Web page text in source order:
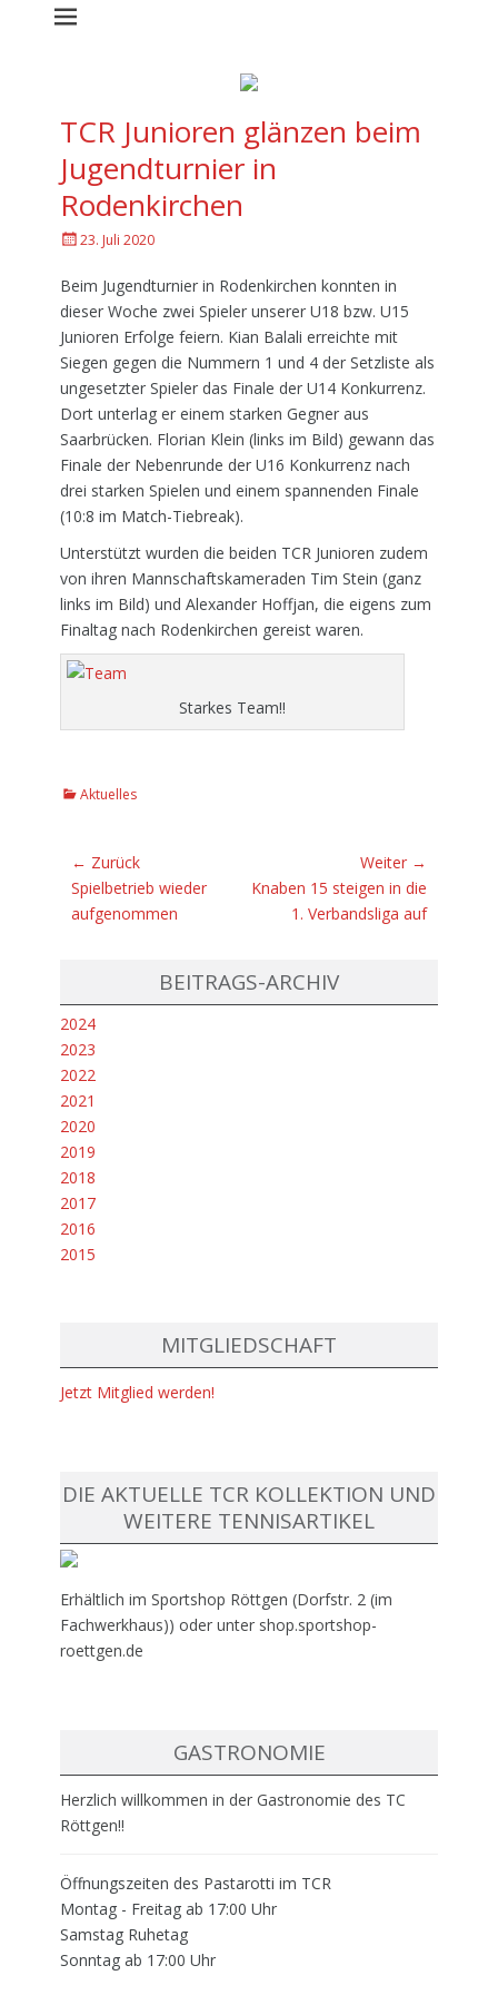
TCR Junioren glänzen beim
Jugendturnier in
Rodenkirchen
G
p
o
t
e
d
a
m
23. Juli 2020
Beim Jugendturnier in Rodenkirchen konnten in
dieser Woche zwei Spieler unserer U18 bzw. U15
Junioren Erfolge feiern. Kian Balali erreichte mit
Siegen gegen die Nummern 1 und 4 der Setzliste als
ungesetzter Spieler das Finale der U14 Konkurrenz.
Dort unterlag er einem starken Gegner aus
Saarbrücken. Florian Klein (links im Bild) gewann das
Finale der Nebenrunde der U16 Konkurrenz nach
drei starken Spielen und einem spannenden Finale
(10:8 im Match-Tiebreak).
Unterstützt wurden die beiden TCR Junioren zudem
von ihren Mannschaftskameraden Tim Stein (ganz
links im Bild) und Alexander Hoffjan, die eigens zum
Finaltag nach Rodenkirchen gereist waren.
Starkes Team!!
K
Aktuelles
Beitragsnavigation
← Zurück
Vorhergehender
Beitrag:
Spielbetrieb wieder
aufgenommen
Weiter →
Nächster
Beitrag:
Knaben 15 steigen in die
1. Verbandsliga auf
BEITRAGS-ARCHIV
2024
2023
2022
2021
2020
2019
2018
2017
2016
2015
MITGLIEDSCHAFT
Jetzt Mitglied werden!
DIE AKTUELLE TCR KOLLEKTION UND
WEITERE TENNISARTIKEL
Erhältlich im Sportshop Röttgen (Dorfstr. 2 (im
Fachwerkhaus)) oder unter shop.sportshop-
roettgen.de
GASTRONOMIE
Herzlich willkommen in der Gastronomie des TC
Röttgen!!
Öffnungszeiten des Pastarotti im TCR
Montag - Freitag ab 17:00 Uhr
Samstag Ruhetag
Sonntag ab 17:00 Uhr